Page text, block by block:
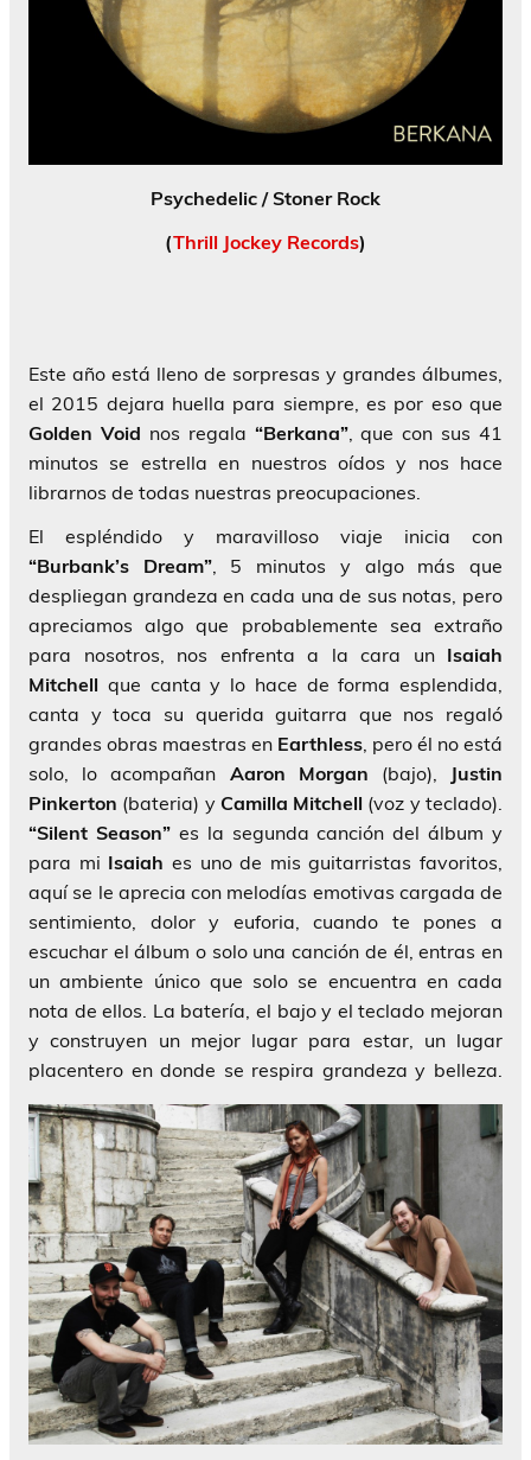
Psychedelic / Stoner Rock
(Thrill Jockey Records)
Este año está lleno de sorpresas y grandes álbumes,
el 2015 dejara huella para siempre, es por eso que
Golden Void nos regala “Berkana”, que con sus 41
minutos se estrella en nuestros oídos y nos hace
librarnos de todas nuestras preocupaciones.
El espléndido y maravilloso viaje inicia con
“Burbank’s Dream”, 5 minutos y algo más que
despliegan grandeza en cada una de sus notas, pero
apreciamos algo que probablemente sea extraño
para nosotros, nos enfrenta a la cara un Isaiah
Mitchell que canta y lo hace de forma esplendida,
canta y toca su querida guitarra que nos regaló
grandes obras maestras en Earthless, pero él no está
solo, lo acompañan Aaron Morgan (bajo), Justin
Pinkerton (bateria) y Camilla Mitchell (voz y teclado).
“Silent Season”es la segunda canción del álbum y
para mi Isaiah es uno de mis guitarristas favoritos,
aquí se le aprecia con melodías emotivas cargada de
sentimiento, dolor y euforia, cuando te pones a
escuchar el álbum o solo una canción de él, entras en
un ambiente único que solo se encuentra en cada
nota de ellos. La batería, el bajo y el teclado mejoran
y construyen un mejor lugar para estar, un lugar
placentero en donde se respira grandeza y belleza.